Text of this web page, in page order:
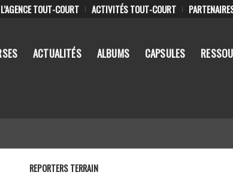
L’AGENCE TOUT-COURT ACTIVITÉS TOUT-COURT
ACTUALITÉS ALBUMS CAPSULES
REPORTERS TERRAIN